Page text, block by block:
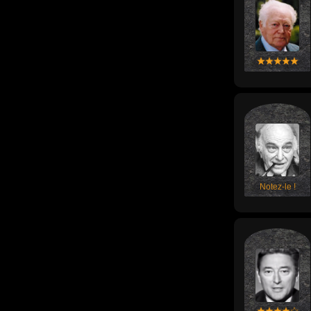
Notez-le !